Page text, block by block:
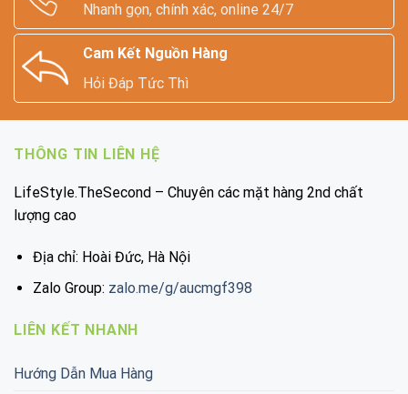
Nhanh gọn, chính xác, online 24/7
Cam Kết Nguồn Hàng
Hỏi Đáp Tức Thì
THÔNG TIN LIÊN HỆ
LifeStyle.TheSecond – Chuyên các mặt hàng 2nd chất
lượng cao
Địa chỉ: Hoài Đức, Hà Nội
Zalo Group: zalo.me/g/aucmgf398
LIÊN KẾT NHANH
Hướng Dẫn Mua Hàng